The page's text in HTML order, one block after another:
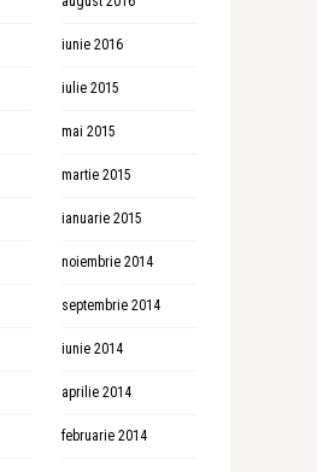
iunie 2016
iulie 2015
mai 2015
martie 2015
ianuarie 2015
noiembrie 2014
septembrie 2014
iunie 2014
aprilie 2014
februarie 2014